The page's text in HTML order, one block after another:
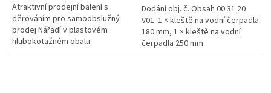
Atraktivní prodejní balení s
děrováním pro samoobslužný
prodej Nářadí v plastovém
hlubokotažném obalu
s průhledným víkem Rozměry
Dodání obj. č. Obsah 00 31 20
V01: 1 × kleště na vodní čerpadla
180 mm, 1 × kleště na vodní
čerpadla 250 mm